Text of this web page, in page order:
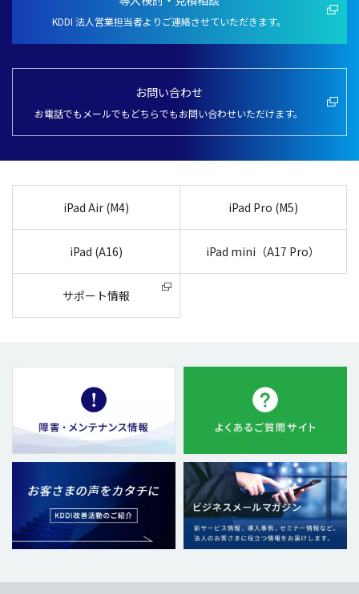
KDDI 法人営業担当者よりご連絡させていただきます。
お問い合わせ
お電話でもメールでもどちらでもお問い合わせいただけます。
iPad Air (M4) iPad Pro (M5)
iPad (A16) iPad mini（A17 Pro）
サポート情報